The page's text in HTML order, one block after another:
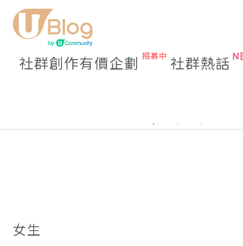
社群創作有價企劃 社群熱話
女生